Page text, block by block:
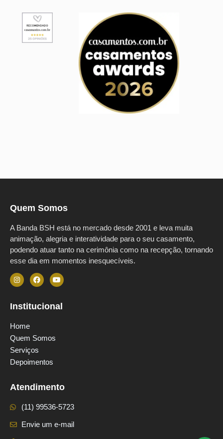
Quem Somos
A Banda BSH está no mercado desde 2001 e leva muita
animação, alegria e interatividade para o seu casamento,
podendo atuar tanto na cerimônia como na recepção, tornando
esse dia em momentos inesquecíveis.
Institucional
Home
Quem Somos
Serviços
Depoimentos
Atendimento
(11) 99536-5723
Envie um e-mail